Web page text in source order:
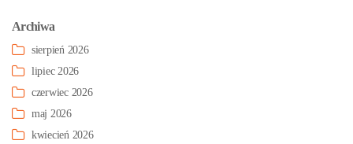
Archiwa
sierpień 2026
lipiec 2026
czerwiec 2026
maj 2026
kwiecień 2026